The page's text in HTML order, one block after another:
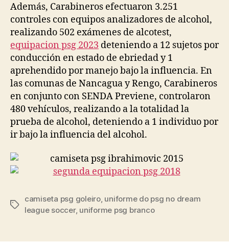
Además, Carabineros efectuaron 3.251
controles con equipos analizadores de alcohol,
realizando 502 exámenes de alcotest,
equipacion psg 2023 deteniendo a 12 sujetos por
conducción en estado de ebriedad y 1
aprehendido por manejo bajo la influencia. En
las comunas de Nancagua y Rengo, Carabineros
en conjunto con SENDA Previene, controlaron
480 vehículos, realizando a la totalidad la
prueba de alcohol, deteniendo a 1 individuo por
ir bajo la influencia del alcohol.
Etiquetas
camiseta psg goleiro, uniforme do psg no dream
league soccer, uniforme psg branco